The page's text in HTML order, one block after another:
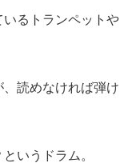
るトランペットや
読めなければ弾け
いうドラム。